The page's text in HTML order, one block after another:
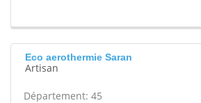
Eco aerothermie Saran
Artisan
Département: 45